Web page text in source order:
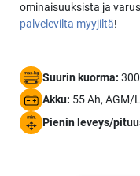
ominaisuuksista ja
palvelevilta myyjiltä!
Suurin kuorma:
Akku: 55 Ah, AGM/
Pienin leveys/